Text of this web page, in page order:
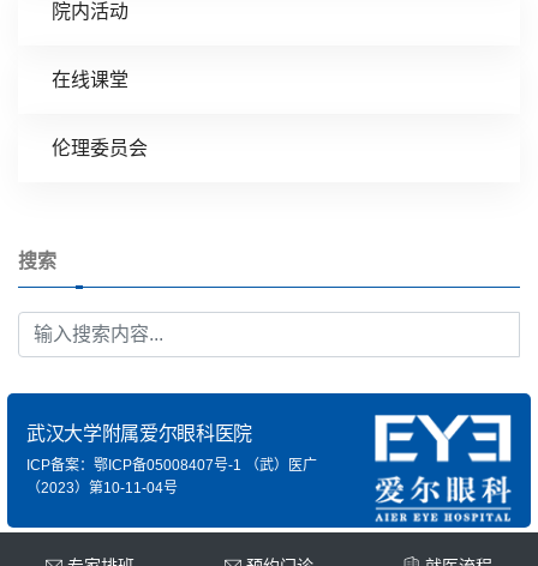
院内活动
在线课堂
伦理委员会
搜索
武汉大学附属爱尔眼科医院
ICP备案：鄂ICP备05008407号-1 （武）医广
（2023）第10-11-04号